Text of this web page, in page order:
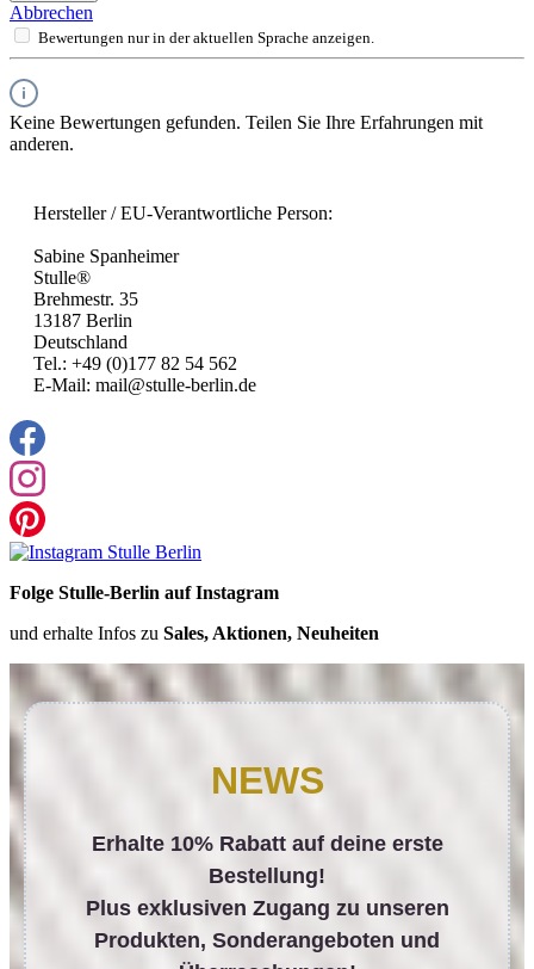
Abbrechen
Bewertungen nur in der aktuellen Sprache anzeigen.
Keine Bewertungen gefunden. Teilen Sie Ihre Erfahrungen mit
anderen.
Hersteller / EU-Verantwortliche Person:
Sabine Spanheimer
Stulle®
Brehmestr. 35
13187 Berlin
Deutschland
Tel.: +49 (0)177 82 54 562
E-Mail: mail@stulle-berlin.de
Folge Stulle-Berlin auf Instagram
und erhalte Infos zu Sales, Aktionen, Neuheiten
NEWS
Erhalte 10% Rabatt auf deine erste
Bestellung!
Plus exklusiven Zugang zu unseren
Produkten, Sonderangeboten und